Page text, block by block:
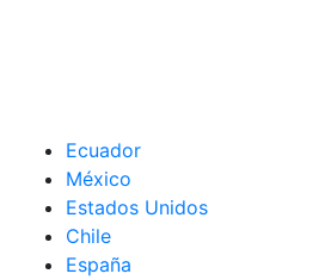
Ecuador
México
Estados Unidos
Chile
España